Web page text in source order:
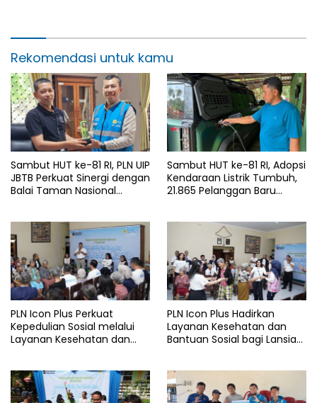
Rekomendasi untuk kamu
Sambut HUT ke-81 RI, PLN UIP
JBTB Perkuat Sinergi dengan
Balai Taman Nasional
kV Paiton–
Watudodol/Kalipuro
Sambut HUT ke-81 RI, Adopsi
Kendaraan Listrik Tumbuh,
21.865 Pelanggan Baru
PLN Icon Plus Perkuat
Kepedulian Sosial melalui
Layanan Kesehatan dan
PLN Icon Plus Hadirkan
Layanan Kesehatan dan
Bantuan Sosial bagi Lansia